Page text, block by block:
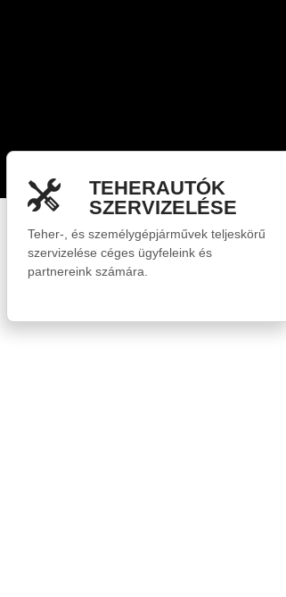
TEHERAUTÓK
SZERVIZELÉSE
Teher-, és személygépjárművek teljeskörű
szervizelése céges ügyfeleink és
partnereink számára.